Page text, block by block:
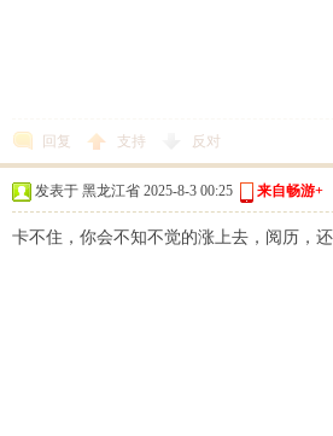
回复 支持 反对
发表于 黑龙江省 2025-8-3 00:25 来自畅游+
卡不住，你会不知不觉的涨上去，阅历，